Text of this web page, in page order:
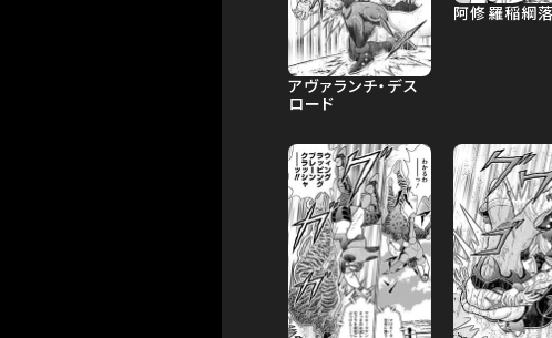
アヴァランチ・デス
ロード
阿修羅稲綱